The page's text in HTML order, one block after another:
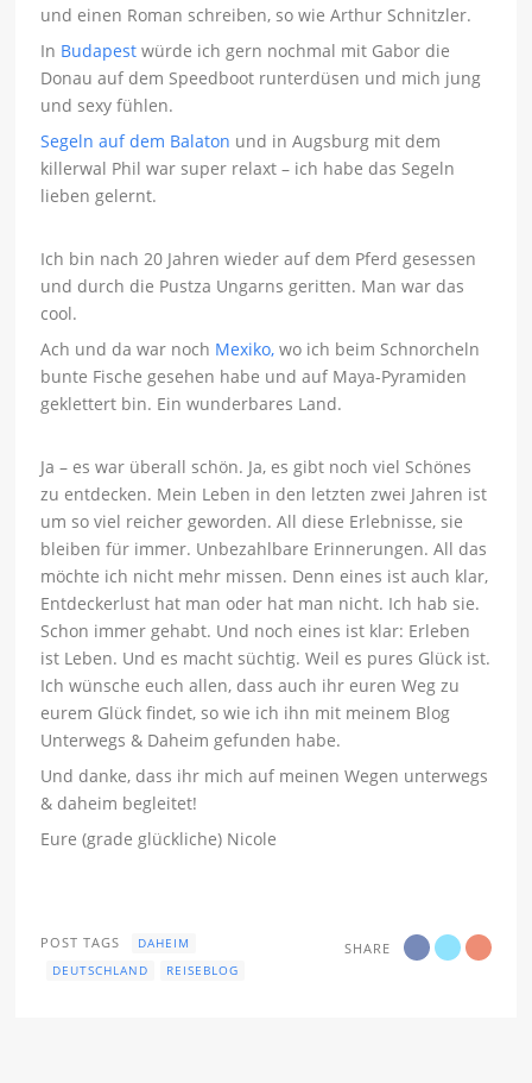
und einen Roman schreiben, so wie Arthur Schnitzler.
In Budapestwürde ich gern nochmal mit Gabor die
Donau auf dem Speedboot runterdüsen und mich jung
und sexy fühlen.
Segeln auf dem Balaton und in Augsburg mit dem
killerwal Phil war super relaxt – ich habe das Segeln
lieben gelernt.
Ich bin nach 20 Jahren wieder auf dem Pferd gesessen
und durch die Pustza Ungarns geritten. Man war das
cool.
Ach und da war noch Mexiko,wo ich beim Schnorcheln
bunte Fische gesehen habe und auf Maya-Pyramiden
geklettert bin. Ein wunderbares Land.
Ja – es war überall schön. Ja, es gibt noch viel Schönes
zu entdecken. Mein Leben in den letzten zwei Jahren ist
um so viel reicher geworden. All diese Erlebnisse, sie
bleiben für immer. Unbezahlbare Erinnerungen. All das
möchte ich nicht mehr missen. Denn eines ist auch klar,
Entdeckerlust hat man oder hat man nicht. Ich hab sie.
Schon immer gehabt. Und noch eines ist klar: Erleben
ist Leben. Und es macht süchtig. Weil es pures Glück ist.
Ich wünsche euch allen, dass auch ihr euren Weg zu
eurem Glück findet, so wie ich ihn mit meinem Blog
Unterwegs & Daheim gefunden habe.
Und danke, dass ihr mich auf meinen Wegen unterwegs
& daheim begleitet!
Eure (grade glückliche) Nicole
SHARE
POST TAGS
DAHEIM
DEUTSCHLAND
REISEBLOG